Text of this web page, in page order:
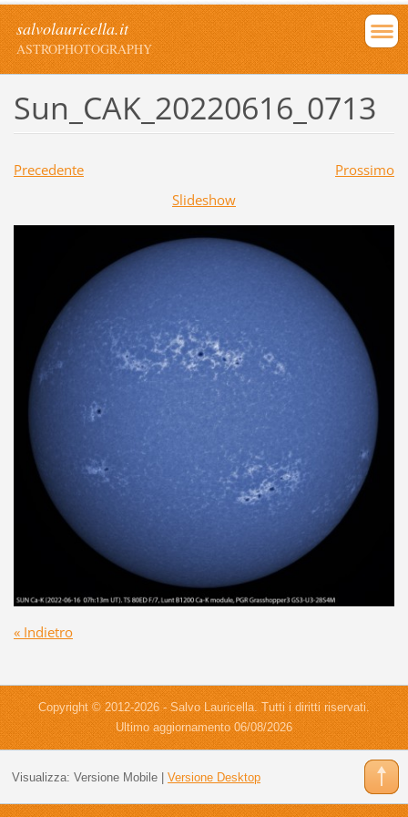
salvolauricella.it
ASTROPHOTOGRAPHY
Sun_CAK_20220616_0713
Precedente
Prossimo
Slideshow
« Indietro
Copyright © 2012-2026 - Salvo Lauricella. Tutti i diritti riservati.
Ultimo aggiornamento 06/08/2026
Visualizza: Versione Mobile| Versione Desktop